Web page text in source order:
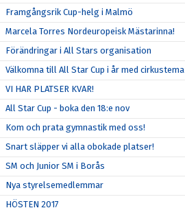
Framgångsrik Cup-helg i Malmö
Marcela Torres Nordeuropeisk Mästarinna!
Förändringar i All Stars organisation
Välkomna till All Star Cup i år med cirkustema
VI HAR PLATSER KVAR!
All Star Cup - boka den 18:e nov
Kom och prata gymnastik med oss!
Snart släpper vi alla obokade platser!
SM och Junior SM i Borås
Nya styrelsemedlemmar
HÖSTEN 2017